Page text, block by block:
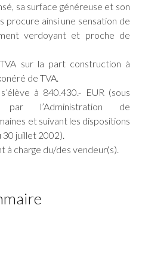
sa surface généreuse et son
procure ainsi une sensation de
verdoyant et proche de
sur la part construction à
de TVA.
à 840.430.- EUR (sous
par l’Administration de
et suivant les dispositions
30 juillet 2002).
à charge du/des vendeur(s).